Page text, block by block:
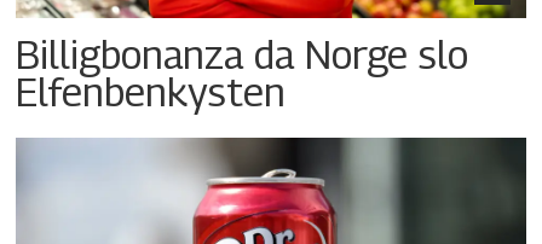
Billigbonanza da Norge slo
Elfenbenkysten